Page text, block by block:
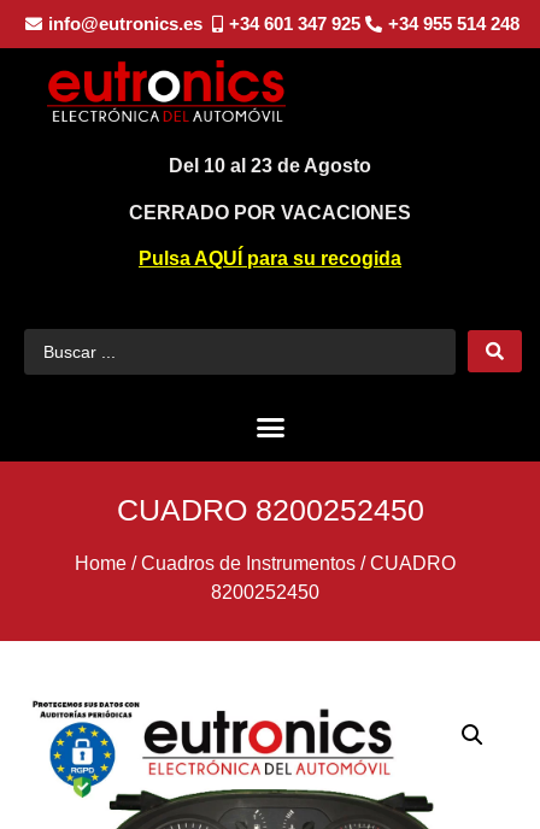
info@eutronics.es +34 601 347 925 +34 955 514 248
Del 10 al 23 de Agosto
CERRADO POR VACACIONES
Pulsa AQUÍ para su recogida
CUADRO 8200252450
Home/Cuadros de Instrumentos/CUADRO
8200252450